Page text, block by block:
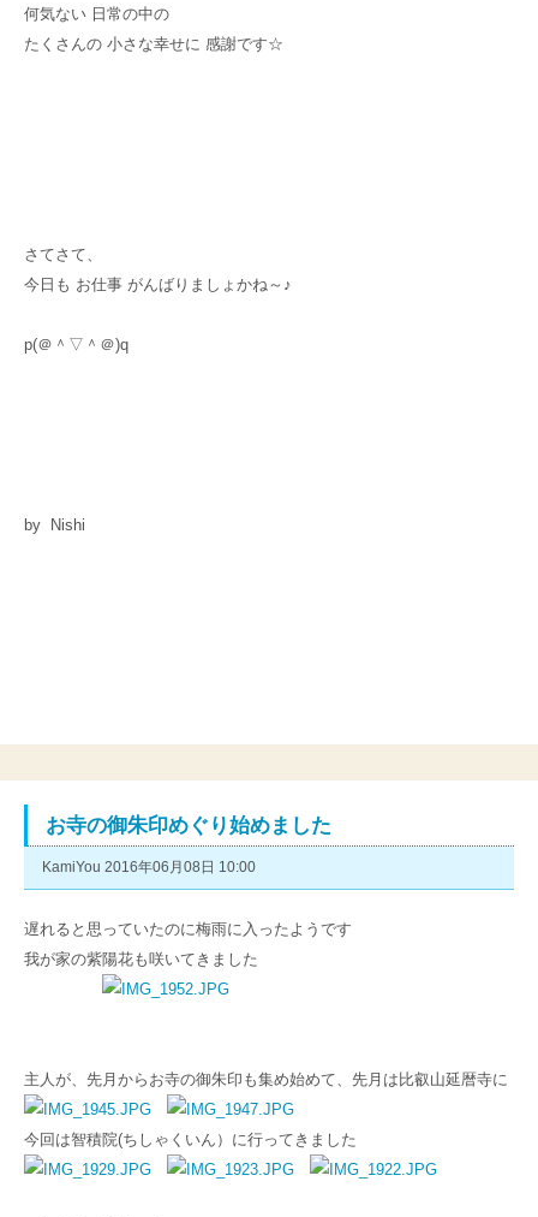
何気ない 日常の中の
たくさんの 小さな幸せに 感謝です☆
さてさて、
今日も お仕事 がんばりましょかね～♪
p(＠＾▽＾＠)q
by Nishi
お寺の御朱印めぐり始めました
KamiYou 2016年06月08日 10:00
遅れると思っていたのに梅雨に入ったようです
我が家の紫陽花も咲いてきました
主人が、先月からお寺の御朱印も集め始めて、先月は比叡山延暦寺に
今回は智積院(ちしゃくいん）に行ってきました